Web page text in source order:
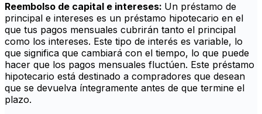
Reembolso de capital e intereses: Un préstamo de
principal e intereses es un préstamo hipotecario en el
que tus pagos mensuales cubrirán tanto el principal
como los intereses. Este tipo de interés es variable, lo
que significa que cambiará con el tiempo, lo que puede
hacer que los pagos mensuales fluctúen. Este préstamo
hipotecario está destinado a compradores que desean
que se devuelva íntegramente antes de que termine el
plazo.